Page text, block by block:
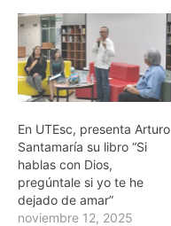
En UTEsc, presenta Arturo
Santamaría su libro “Si
hablas con Dios,
pregúntale si yo te he
dejado de amar”
noviembre 12, 2025